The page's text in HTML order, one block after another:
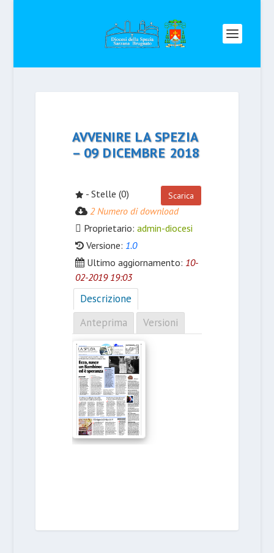
AVVENIRE LA SPEZIA
– 09 DICEMBRE 2018
Scarica
- Stelle (0)
2 Numero di download
Proprietario: admin-diocesi
Versione: 1.0
Ultimo aggiornamento: 10-
02-2019 19:03
Descrizione
Anteprima
Versioni